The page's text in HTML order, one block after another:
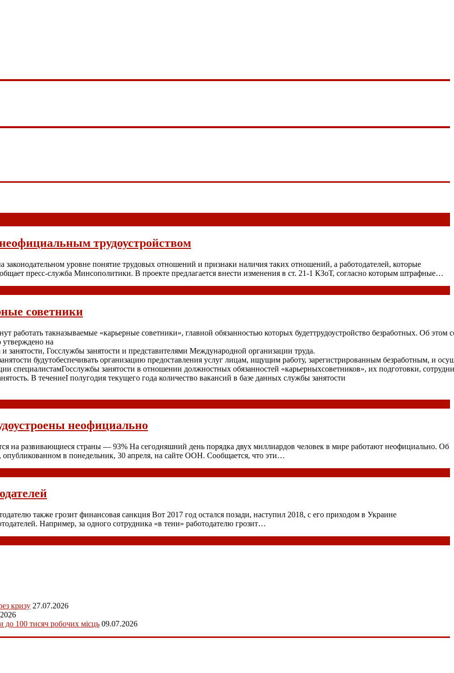
трудоустройством
законодательном уровне понятие трудовых отношений и признаки наличия таких отношений, а работодателей, которые
пресс-служба Минсополитики. В проекте предлагается внести изменения в ст. 21-1 КЗоТ, согласно которым штрафные…
советники
работать такназываемые «карьерные советники», главной обязанностью которых будеттрудоустройство безработных. Об
утверждено на
занятости, Госслужбы занятости и представителями Международной организации труда.
будутобеспечивать организацию предоставления услуг лицам, ищущим работу, зарегистрированным безработным, и
специалистамГосслужбы занятости в отношении должностных обязанностей «карьерныхсоветников», их подготовки,
В течениеI полугодия текущего года количество вакансий в базе данных службы занятости
неофициально
на развивающиеся страны — 93% На сегодняшний день порядка двух миллиардов человек в мире работают неофициально. Об
в понедельник, 30 апреля, на сайте ООН. Сообщается, что эти…
также грозит финансовая санкция Вот 2017 год остался позади, наступил 2018, с его приходом в Украине
Например, за одного сотрудника «в тени» работодателю грозит…
кризу 27.07.2026
до 100 тисяч робочих місць 09.07.2026